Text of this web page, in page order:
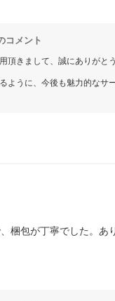
コメント
頂きまして、誠にありがと
ように、今後も魅力的なサ
梱包が丁寧でした。あ